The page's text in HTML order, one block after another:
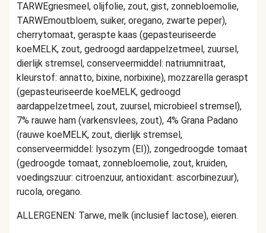
TARWEgriesmeel, olijfolie, zout, gist, zonnebloemolie,
TARWEmoutbloem, suiker, oregano, zwarte peper),
cherrytomaat, geraspte kaas (gepasteuriseerde
koeMELK, zout, gedroogd aardappelzetmeel, zuursel,
dierlijk stremsel, conserveermiddel: natriumnitraat,
kleurstof: annatto, bixine, norbixine), mozzarella geraspt
(gepasteuriseerde koeMELK, gedroogd
aardappelzetmeel, zout, zuursel, microbieel stremsel),
7% rauwe ham (varkensvlees, zout), 4% Grana Padano
(rauwe koeMELK, zout, dierlijk stremsel,
conserveermiddel: lysozym (EI)), zongedroogde tomaat
(gedroogde tomaat, zonnebloemolie, zout, kruiden,
voedingszuur: citroenzuur, antioxidant: ascorbinezuur),
rucola, oregano.
ALLERGENEN: Tarwe, melk (inclusief lactose), eieren.